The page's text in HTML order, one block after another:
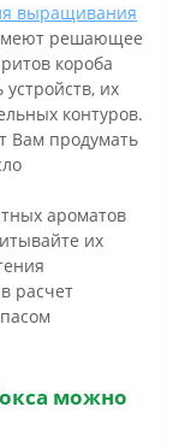
выращивания
решающее
короба
их
контуров.
Вам продумать
ароматов
их
расчет
можно